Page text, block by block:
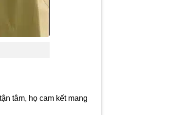
tâm, họ cam kết mang